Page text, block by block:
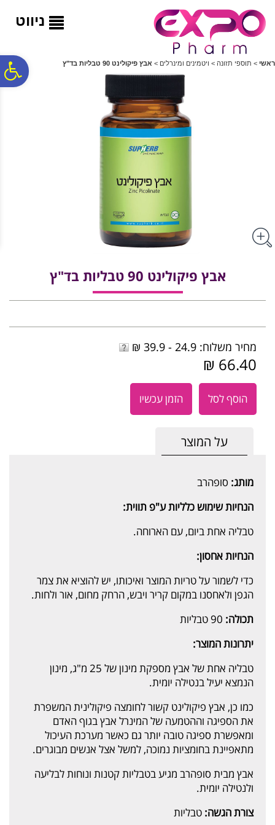
ניווט
ראשי > תוספי תזונה > ויטמינים ומינרלים > אבץ פיקולינט 90 טבליות בד"ץ
אבץ פיקולינט 90 טבליות בד"ץ
מחיר משלוח: 24.9 - 39.9 ₪
66.40 ₪
הוסף לסל הזמן עכשיו
על המוצר
מותג: סופהרב
הנחיות שימוש כלליות ע"פ תווית:
טבליה אחת ביום, עם הארוחה.
הנחיות אחסון:
כדי לשמור על טריות המוצר ואיכותו, יש להוציא את צמר
הגפן ולאחסנו במקום קריר ויבש, הרחק מחום, אור ולחות.
תכולה:
יתרונות המוצר:
טבליה אחת של אבץ מספקת מינון של 25 מ"ג, מינון
הנמצא יעיל בנטילה יומית.
כמו כן, אבץ פיקולינט קשור לחומצה פיקולינית המשפרת
את הספיגה וההטמעה של המינרל אבץ בגוף האדם
ומאפשרת ספיגה טובה יותר גם כאשר מערכת העיכול
מתאפיינת בחומציות נמוכה, למשל אצל אנשים מבוגרים.
אבץ מבית סופהרב מגיע בטבליות קטנות ונוחות לבליעה
ולנטילה יומית.
צורת הגשה: טבליות